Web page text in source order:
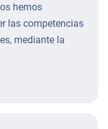
hemos
las competencias
mediante la